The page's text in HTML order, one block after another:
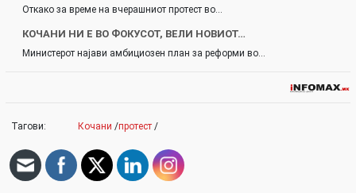
Откако за време на вчерашниот протест во…
КОЧАНИ НИ Е ВО ФОКУСОТ, ВЕЛИ НОВИОТ…
Министерот најави амбициозен план за реформи во…
Тагови: Кочани /протест /